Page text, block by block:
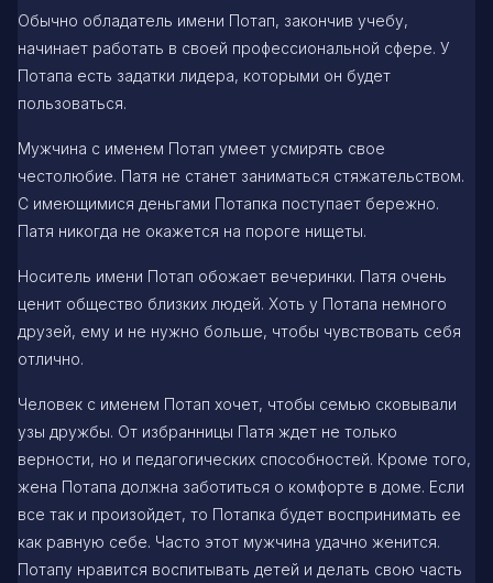
Обычно обладатель имени Потап, закончив учебу,
начинает работать в своей профессиональной сфере. У
Потапа есть задатки лидера, которыми он будет
пользоваться.
Мужчина с именем Потап умеет усмирять свое
честолюбие. Патя не станет заниматься стяжательством.
С имеющимися деньгами Потапка поступает бережно.
Патя никогда не окажется на пороге нищеты.
Носитель имени Потап обожает вечеринки. Патя очень
ценит общество близких людей. Хоть у Потапа немного
друзей, ему и не нужно больше, чтобы чувствовать себя
отлично.
Человек с именем Потап хочет, чтобы семью сковывали
узы дружбы. От избранницы Патя ждет не только
верности, но и педагогических способностей. Кроме того,
жена Потапа должна заботиться о комфорте в доме. Если
все так и произойдет, то Потапка будет воспринимать ее
как равную себе. Часто этот мужчина удачно женится.
Потапу нравится воспитывать детей и делать свою часть